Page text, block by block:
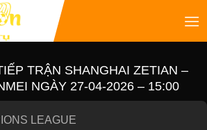
TRẬN SHANGHAI ZETIAN –
NGÀY 27-04-2026 – 15:00
LEAGUE